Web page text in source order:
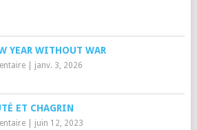
YEAR WITHOUT WAR
| janv. 3, 2026
ET CHAGRIN
| juin 12, 2023